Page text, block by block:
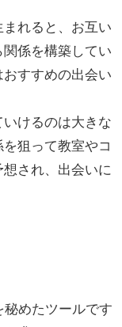
れると、お互い
係を構築してい
すすめの出会い
けるのは大きな
狙って教室やコ
され、出会いに
めたツールです